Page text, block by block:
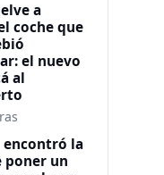
a
coche que
el nuevo
al
encontró la
poner un